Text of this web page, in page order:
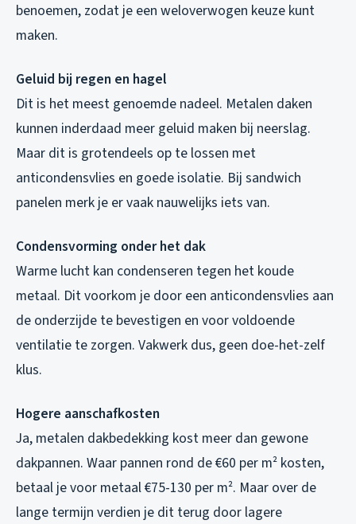
benoemen, zodat je een weloverwogen keuze kunt
maken.
Geluid bij regen en hagel
Dit is het meest genoemde nadeel. Metalen daken
kunnen inderdaad meer geluid maken bij neerslag.
Maar dit is grotendeels op te lossen met
anticondensvlies en goede isolatie. Bij sandwich
panelen merk je er vaak nauwelijks iets van.
Condensvorming onder het dak
Warme lucht kan condenseren tegen het koude
metaal. Dit voorkom je door een anticondensvlies aan
de onderzijde te bevestigen en voor voldoende
ventilatie te zorgen. Vakwerk dus, geen doe-het-zelf
klus.
Hogere aanschafkosten
Ja, metalen dakbedekking kost meer dan gewone
dakpannen. Waar pannen rond de €60 per m² kosten,
betaal je voor metaal €75-130 per m². Maar over de
lange termijn verdien je dit terug door lagere